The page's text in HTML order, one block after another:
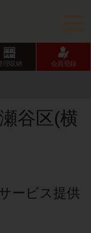
理収納 会員登録
谷区(横
ービス提供